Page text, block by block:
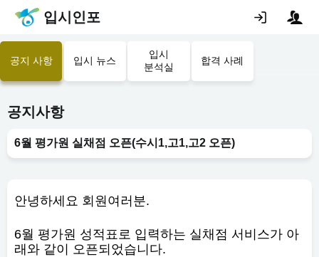
입시인포
공지 사항 입시 뉴스
입시
분석실
합격 사례
공지사항
6월 평가원 실채점 오픈(수시1,고1,고2 오픈)
안녕하세요 회원여러분.
6월 평가원 성적표로 입력하는 실채점 서비스가 아
래와 같이 오픈되었습니다.